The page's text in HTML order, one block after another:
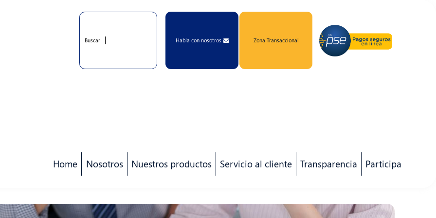
Habla con nosotros Zona Transaccional
Home Nosotros Nuestros productos Servicio al cliente Transparencia Participa